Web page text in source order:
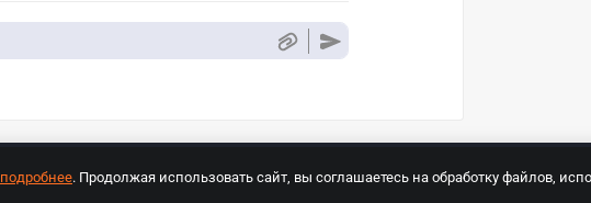
подробнее. Продолжая использовать сайт, вы соглашаетесь на обработку файлов,